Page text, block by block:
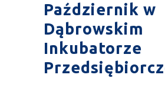
Październik w
Dąbrowskim
Inkubatorze